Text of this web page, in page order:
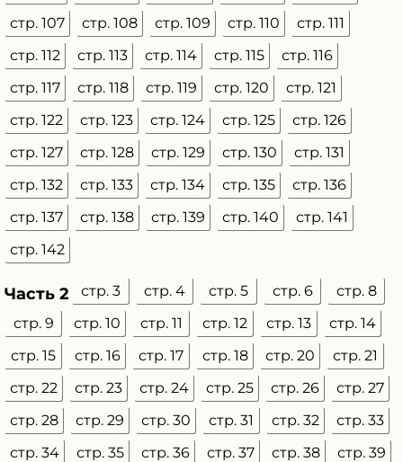
стр. 107
стр. 108 стр. 109 стр. 110
стр. 111
стр. 112
стр. 113 стр. 114 стр. 115
стр. 116
стр. 117
стр. 118 стр. 119 стр. 120
стр. 121
стр. 122
стр. 123 стр. 124 стр. 125
стр. 126
стр. 127
стр. 128 стр. 129 стр. 130
стр. 131
стр. 132
стр. 133 стр. 134 стр. 135
стр. 136
стр. 137
стр. 138 стр. 139 стр. 140
стр. 141
стр. 142
Часть 2 стр. 3 стр. 4 стр. 5 стр. 6
стр. 8
стр. 9
стр. 10 стр. 11 стр. 12 стр. 13
стр. 14
стр. 15
стр. 16 стр. 17 стр. 18 стр. 20
стр. 21
стр. 22
стр. 23 стр. 24 стр. 25 стр. 26
стр. 27
стр. 28
стр. 29 стр. 30 стр. 31 стр. 32
стр. 33
стр. 34
стр. 35 стр. 36 стр. 37 стр. 38
стр. 39